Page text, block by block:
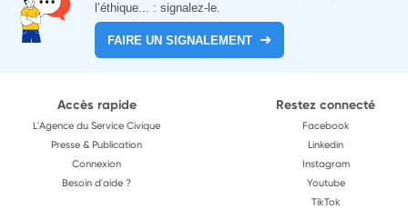
l’éthique... : signalez-le.
FAIRE UN SIGNALEMENT
Accès rapide
L'Agence du Service Civique
Presse & Publication
Connexion
Besoin d'aide ?
Restez connecté
Facebook
Linkedin
Instagram
Youtube
TikTok